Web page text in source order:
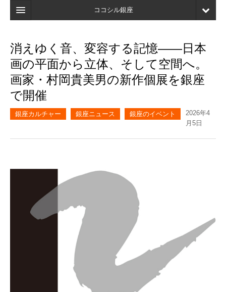
ココシル銀座
検索
店舗・施設最新情報
口コミ
マイページ
消えゆく音、変容する記憶――日本
画の平面から立体、そして空間へ。
画家・村岡貴美男の新作個展を銀座
で開催
銀座カルチャー 銀座ニュース 銀座のイベント
2026年4
月5日